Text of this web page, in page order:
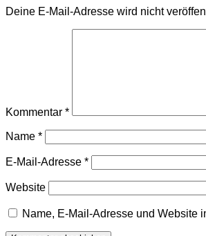
Deine E-Mail-Adresse wird nicht
Kommentar *
Name *
E-Mail-Adresse *
Website
Name, E-Mail-Adresse und Website